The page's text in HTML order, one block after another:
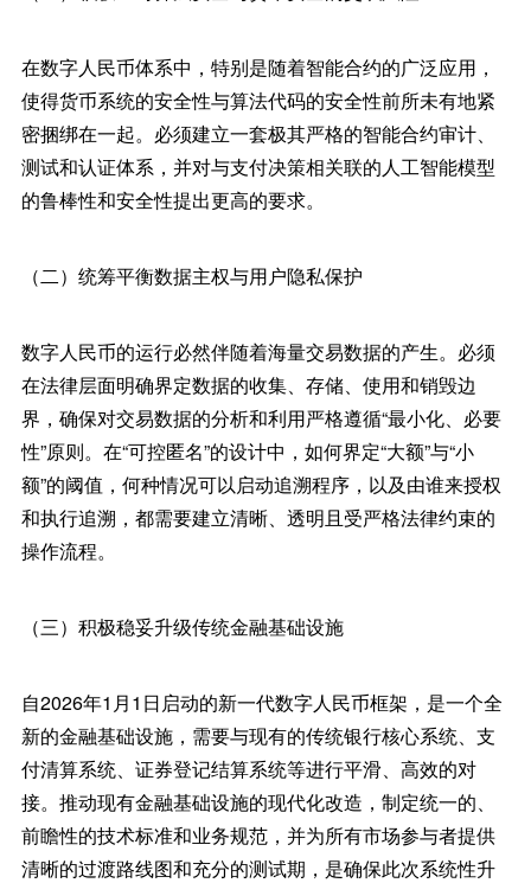
在数字人民币体系中，特别是随着智能合约的广泛应用，
使得货币系统的安全性与算法代码的安全性前所未有地紧
密捆绑在一起。必须建立一套极其严格的智能合约审计、
测试和认证体系，并对与支付决策相关联的人工智能模型
的鲁棒性和安全性提出更高的要求。
（二）统筹平衡数据主权与用户隐私保护
数字人民币的运行必然伴随着海量交易数据的产生。必须
在法律层面明确界定数据的收集、存储、使用和销毁边
界，确保对交易数据的分析和利用严格遵循“最小化、必要
性”原则。在“可控匿名”的设计中，如何界定“大额”与“小
额”的阈值，何种情况可以启动追溯程序，以及由谁来授权
和执行追溯，都需要建立清晰、透明且受严格法律约束的
操作流程。
（三）积极稳妥升级传统金融基础设施
自2026年1月1日启动的新一代数字人民币框架，是一个全
新的金融基础设施，需要与现有的传统银行核心系统、支
付清算系统、证券登记结算系统等进行平滑、高效的对
接。推动现有金融基础设施的现代化改造，制定统一的、
前瞻性的技术标准和业务规范，并为所有市场参与者提供
清晰的过渡路线图和充分的测试期，是确保此次系统性升